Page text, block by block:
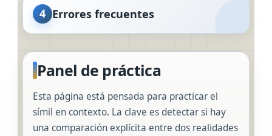
4 Errores frecuentes
Panel de práctica
Esta página está pensada para practicar el
símil en contexto. La clave es detectar si hay
una comparación explícita entre dos realidades